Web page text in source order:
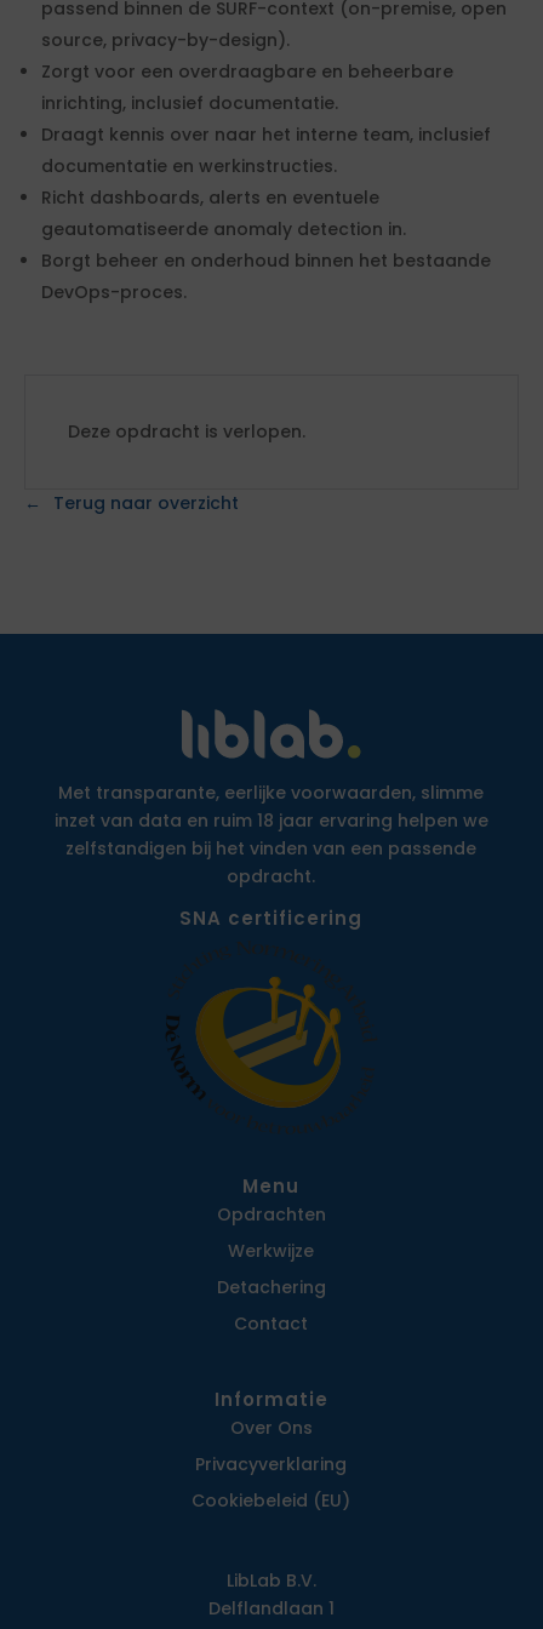
passend binnen de SURF-context (on-premise, open
source, privacy-by-design).
Zorgt voor een overdraagbare en beheerbare
inrichting, inclusief documentatie.
Draagt kennis over naar het interne team, inclusief
documentatie en werkinstructies.
Richt dashboards, alerts en eventuele
geautomatiseerde anomaly detection in.
Borgt beheer en onderhoud binnen het bestaande
DevOps-proces.
Deze opdracht is verlopen.
Terug naar overzicht
Met transparante, eerlijke voorwaarden, slimme
inzet van data en ruim 18 jaar ervaring helpen we
zelfstandigen bij het vinden van een passende
opdracht.
SNA certificering
Menu
Opdrachten
Werkwijze
Detachering
Contact
Informatie
Over Ons
Privacy­verklaring
Cookiebeleid (EU)
LibLab B.V.
Delflandlaan 1